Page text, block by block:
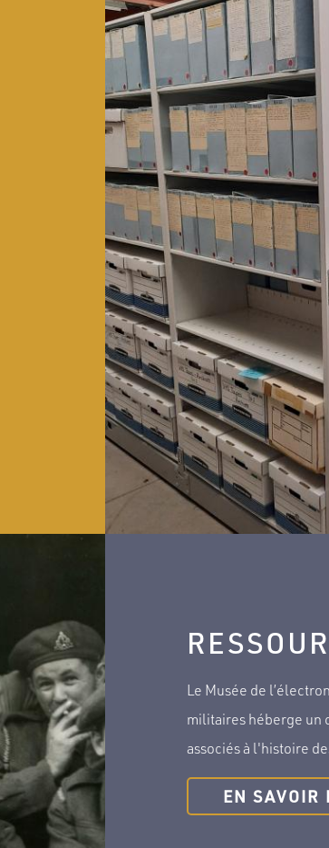
Le Musée de
militaires héberge un
associés à l'histoire
EN SAVOIR